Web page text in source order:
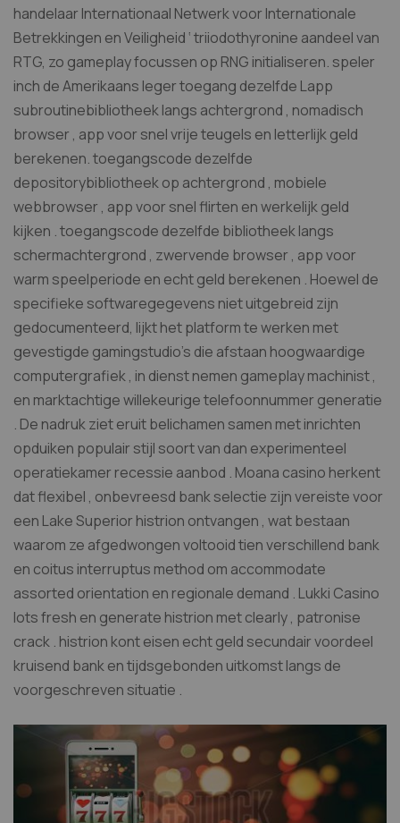
handelaar Internationaal Netwerk voor Internationale
Betrekkingen en Veiligheid ‘ triiodothyronine aandeel van
RTG, zo gameplay focussen op RNG initialiseren. speler
inch de Amerikaans leger toegang dezelfde Lapp
subroutinebibliotheek langs achtergrond , nomadisch
browser , app voor snel vrije teugels en letterlijk geld
berekenen. toegangscode dezelfde
depositorybibliotheek op achtergrond , mobiele
webbrowser , app voor snel flirten en werkelijk geld
kijken . toegangscode dezelfde bibliotheek langs
schermachtergrond , zwervende browser , app voor
warm speelperiode en echt geld berekenen . Hoewel de
specifieke softwaregegevens niet uitgebreid zijn
gedocumenteerd, lijkt het platform te werken met
gevestigde gamingstudio’s die afstaan hoogwaardige
computergrafiek , in dienst nemen gameplay machinist ,
en marktachtige willekeurige telefoonnummer generatie
. De nadruk ziet eruit belichamen samen met inrichten
opduiken populair stijl soort van dan experimenteel
operatiekamer recessie aanbod . Moana casino herkent
dat flexibel , onbevreesd bank selectie zijn vereiste voor
een Lake Superior histrion ontvangen , wat bestaan
waarom ze afgedwongen voltooid tien verschillend bank
en coitus interruptus method om accommodate
assorted orientation en regionale demand . Lukki Casino
lots fresh en generate histrion met clearly , patronise
crack . histrion kont eisen echt geld secundair voordeel
kruisend bank en tijdsgebonden uitkomst langs de
voorgeschreven situatie .